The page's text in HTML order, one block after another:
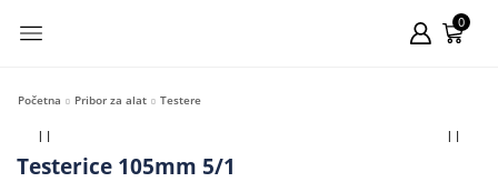
0
Početna Pribor za alat Testere
Testerice 105mm 5/1